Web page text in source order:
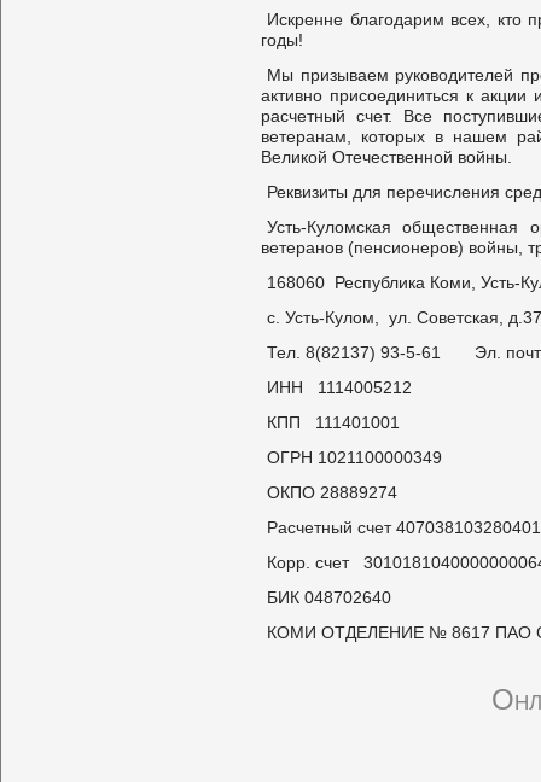
Искренне благодарим всех, кто
годы!
Мы призываем руководителей
активно присоединиться к
расчетный счет. Все
ветеранам, которых в нашем
Великой Отечественной войны.
Реквизиты для перечисления
Усть-Куломская общественная
ветеранов (пенсионеров) войны,
168060 Республика Коми, Усть-
с. Усть-Кулом, ул. Советская, д.37
Тел. 8(82137) 93-5-61 Эл.
ИНН 1114005212
КПП 111401001
ОГРН 1021100000349
ОКПО 28889274
Расчетный счет
Корр. счет
БИК 048702640
КОМИ ОТДЕЛЕНИЕ № 8617 ПАО